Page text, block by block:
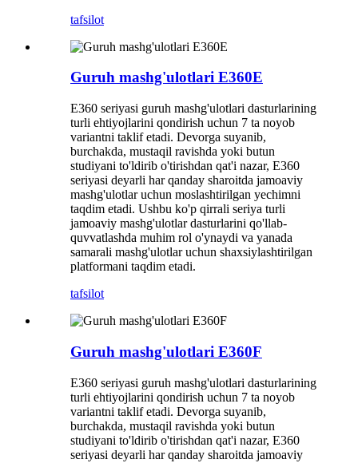
tafsilot
Guruh mashg'ulotlari E360E
E360 seriyasi guruh mashg'ulotlari dasturlarining
turli ehtiyojlarini qondirish uchun 7 ta noyob
variantni taklif etadi. Devorga suyanib,
burchakda, mustaqil ravishda yoki butun
studiyani to'ldirib o'tirishdan qat'i nazar, E360
seriyasi deyarli har qanday sharoitda jamoaviy
mashg'ulotlar uchun moslashtirilgan yechimni
taqdim etadi. Ushbu ko'p qirrali seriya turli
jamoaviy mashg'ulotlar dasturlarini qo'llab-
quvvatlashda muhim rol o'ynaydi va yanada
samarali mashg'ulotlar uchun shaxsiylashtirilgan
platformani taqdim etadi.
tafsilot
Guruh mashg'ulotlari E360F
E360 seriyasi guruh mashg'ulotlari dasturlarining
turli ehtiyojlarini qondirish uchun 7 ta noyob
variantni taklif etadi. Devorga suyanib,
burchakda, mustaqil ravishda yoki butun
studiyani to'ldirib o'tirishdan qat'i nazar, E360
seriyasi deyarli har qanday sharoitda jamoaviy